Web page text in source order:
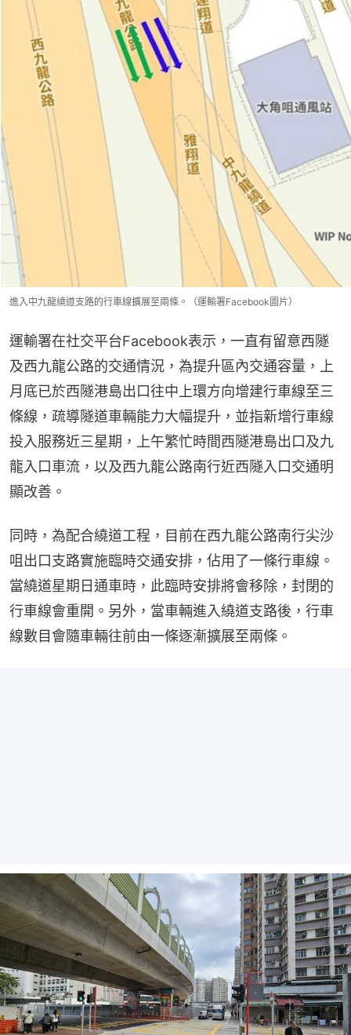
進入中九龍繞道支路的行車線擴展至兩條。（運輸署Facebook圖片）
運輸署在社交平台Facebook表示，一直有留意西隧
及西九龍公路的交通情況，為提升區內交通容量，上
月底已於西隧港島出口往中上環方向增建行車線至三
條線，疏導隧道車輛能力大幅提升，並指新增行車線
投入服務近三星期，上午繁忙時間西隧港島出口及九
龍入口車流，以及西九龍公路南行近西隧入口交通明
顯改善。
同時，為配合繞道工程，目前在西九龍公路南行尖沙
咀出口支路實施臨時交通安排，佔用了一條行車線。
當繞道星期日通車時，此臨時安排將會移除，封閉的
行車線會重開。另外，當車輛進入繞道支路後，行車
線數目會隨車輛往前由一條逐漸擴展至兩條️。